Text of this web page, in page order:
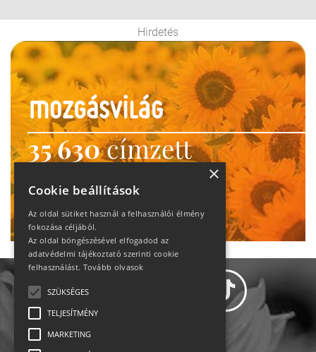
Hirdetés
35 630címzett
heti motiváció
Ne maradj le!
×
Cookie beállítások
Az oldal sütiket használ a felhasználói élmény
fokozása céljából.
Az oldal böngészésével elfogadod az
adatvédelmi tájékoztató szerinti cookie
felhasználást. Tovább olvasok
SZÜKSÉGES
TELJESÍTMÉNY
MARKETING